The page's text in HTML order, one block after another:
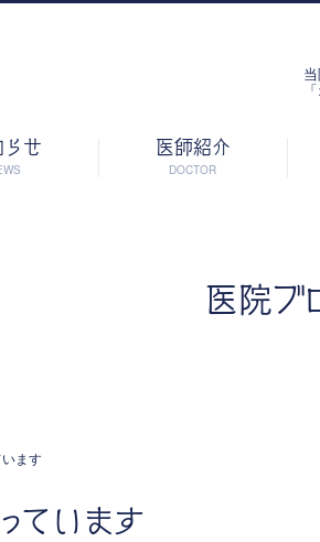
せ 医師紹介
DOCTOR
医院ブ
ます
ています